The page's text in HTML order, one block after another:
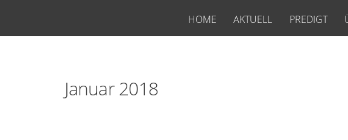
HOME AKTUELL PREDIGT
Januar 2018